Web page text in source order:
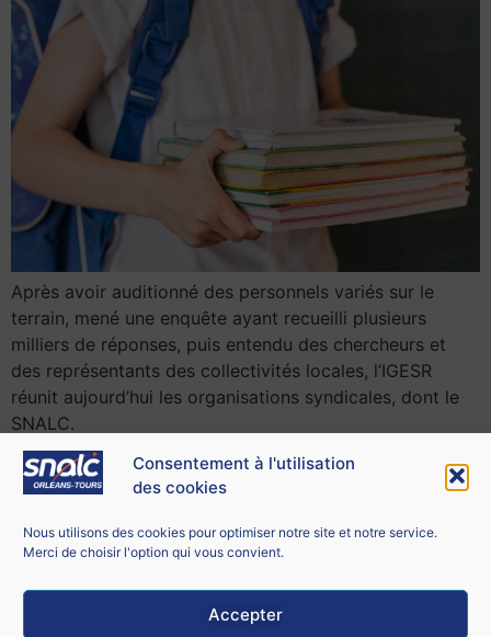
Consentement à l'utilisation
des cookies
Nous utilisons des cookies pour optimiser notre site et notre service.
Merci de choisir l'option qui vous convient.
Accepter
Après avoir auditionné des personnels variés sur le
terrain, mené une enquête ayant recueilli plusieurs
milliers de réponses, puis entendu des chercheurs et
des représentants des collectivités locales, l’IGESR
réunit aujourd’hui les organisations syndicales, dont le
SNALC.
Contacter le SNALC Orléans-Tours
21 bis rue George Sand
18100 Vierzon